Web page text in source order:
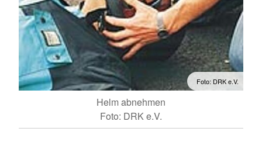
Foto: DRK e.V.
Helm abnehmen
Foto: DRK e.V.